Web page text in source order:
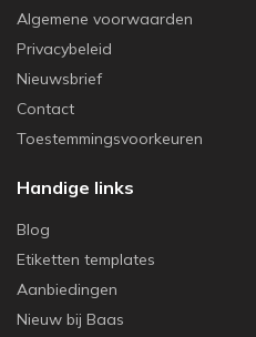
Algemene voorwaarden
Privacybeleid
Nieuwsbrief
Contact
Toestemmingsvoorkeuren
Handige links
Blog
Etiketten templates
Aanbiedingen
Nieuw bij Baas